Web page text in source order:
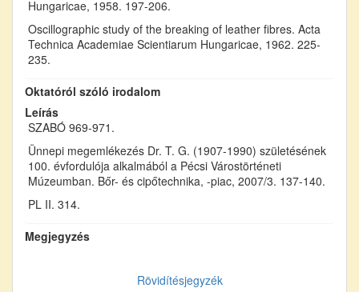
Hungaricae, 1958. 197-206.
Oscillographic study of the breaking of leather fibres. Acta
Technica Academiae Scientiarum Hungaricae, 1962. 225-
235.
Oktatóról szóló irodalom
Leírás
SZABÓ 969-971.
Ünnepi megemlékezés Dr. T. G. (1907-1990) születésének
100. évfordulója alkalmából a Pécsi Várostörténeti
Múzeumban. Bőr- és cipőtechnika, -piac, 2007/3. 137-140.
PL II. 314.
Megjegyzés
Rövidítésjegyzék